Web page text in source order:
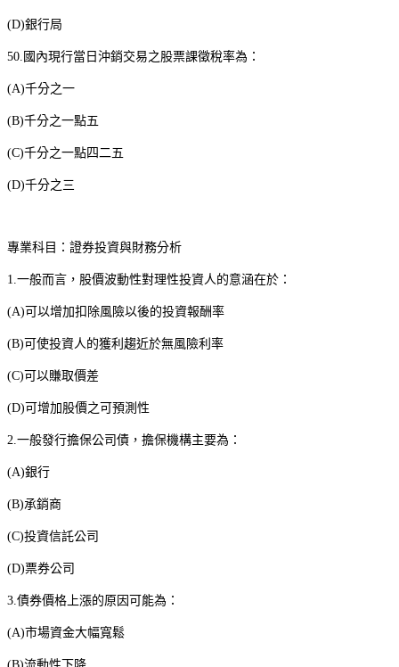
(D)銀行局
50. 國內現行當日沖銷交易之股票課徵稅率為：
(A)千分之一
(B)千分之一點五
(C)千分之一點四二五
(D)千分之三
專業科目：證券投資與財務分析
1. 一般而言，股價波動性對理性投資人的意涵在於：
(A) 可以增加扣除風險以後的投資報酬率
(B) 可使投資人的獲利趨近於無風險利率
(C) 可以賺取價差
(D) 可增加股價之可預測性
2. 一般發行擔保公司債，擔保機構主要為：
(A)銀行
(B)承銷商
(C)投資信託公司
(D)票券公司
3. 債券價格上漲的原因可能為：
(A)市場資金大幅寬鬆